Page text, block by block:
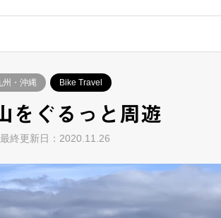
州・沖縄 Bike Travel
をぐるっと周遊
終更新日：2020.11.26